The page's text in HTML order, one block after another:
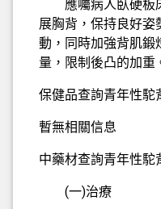
應囑病人臥硬板
展胸背，保持良好姿
動，同時加強背肌鍛
量，限制後凸的加重
保健品查詢青年性駝
暫無相關信息
中藥材查詢青年性駝
(一)治療